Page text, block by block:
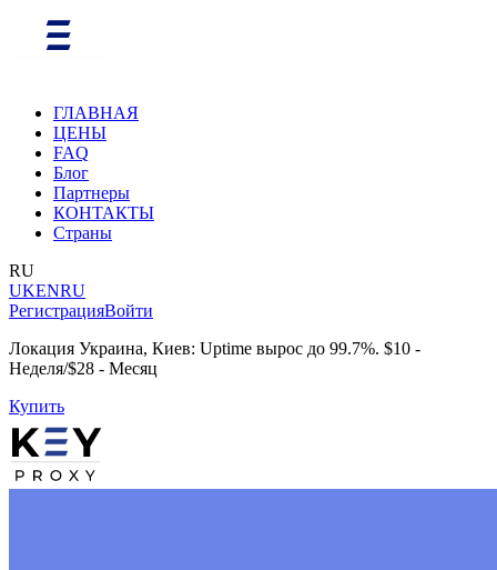
ГЛАВНАЯ
ЦЕНЫ
FAQ
Блог
Партнеры
КОНТАКТЫ
Страны
RU
UKENRU
РегистрацияВойти
Локация Украина, Киев: Uptime вырос до 99.7%. $10 -
Неделя/$28 - Месяц
Купить